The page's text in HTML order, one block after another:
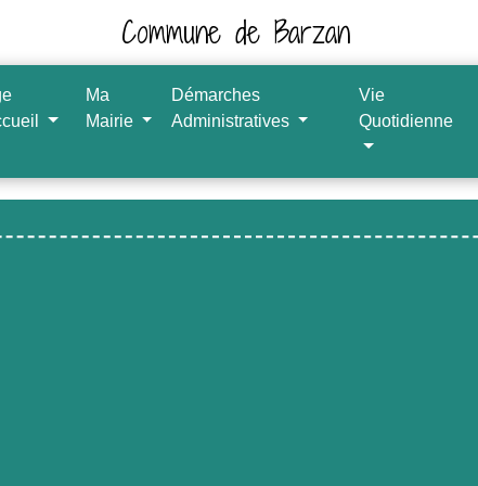
Commune de Barzan
Ma
Mairie
Démarches
Administratives
Vie
Quotidienne